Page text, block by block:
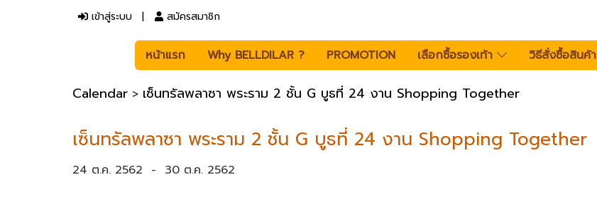
เข้าสู่ระบบ สมัครสมาชิก
หน้าแรก Why BELLDILAR ? PROMOTION เลือกซื้อรองเท้า วิธีสั่งซื้อสินค้า
Calendar > เซ็นทรัลพลาซา พระราม 2 ชั้น G บูธที่ 24 งาน Shopping Together
เซ็นทรัลพลาซา พระราม 2 ชั้น G บูธที่ 24 งาน Shopping Together
24 ต.ค. 2562 - 30 ต.ค. 2562